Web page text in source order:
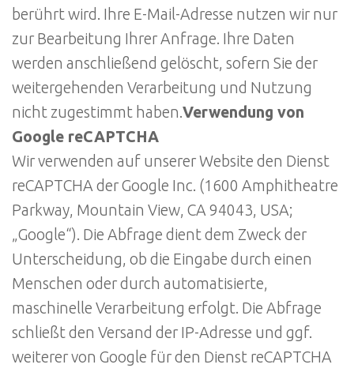
berührt wird. Ihre E-Mail-Adresse nutzen wir nur
zur Bearbeitung Ihrer Anfrage. Ihre Daten
werden anschließend gelöscht, sofern Sie der
weitergehenden Verarbeitung und Nutzung
nicht zugestimmt haben.Verwendung von
Google reCAPTCHA
Wir verwenden auf unserer Website den Dienst
reCAPTCHA der Google Inc. (1600 Amphitheatre
Parkway, Mountain View, CA 94043, USA;
„Google“). Die Abfrage dient dem Zweck der
Unterscheidung, ob die Eingabe durch einen
Menschen oder durch automatisierte,
maschinelle Verarbeitung erfolgt. Die Abfrage
schließt den Versand der IP-Adresse und ggf.
weiterer von Google für den Dienst reCAPTCHA